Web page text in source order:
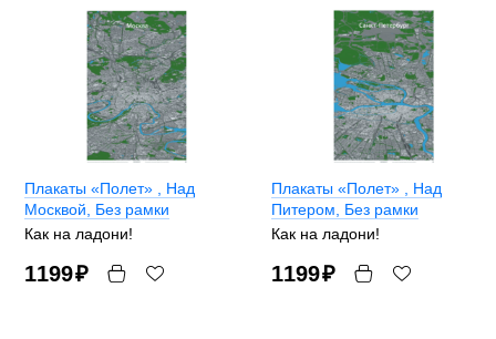
Плакаты «Полет»
, Над
Москвой, Без рамки
Как на ладони!
1199₽
Плакаты «Полет»
, Над
Питером, Без рамки
Как на ладони!
1199₽